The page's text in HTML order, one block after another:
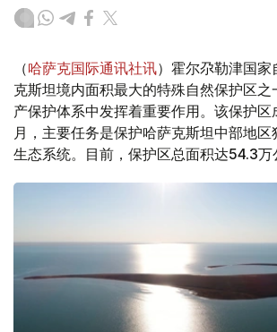
（哈萨克国际通讯社讯）霍尔尕勒津国
克斯坦境内面积最大的特殊自然保护区
产保护体系中发挥着重要作用。该保护
月，主要任务是保护哈萨克斯坦中部地
生态系统。目前，保护区总面积达54.3万